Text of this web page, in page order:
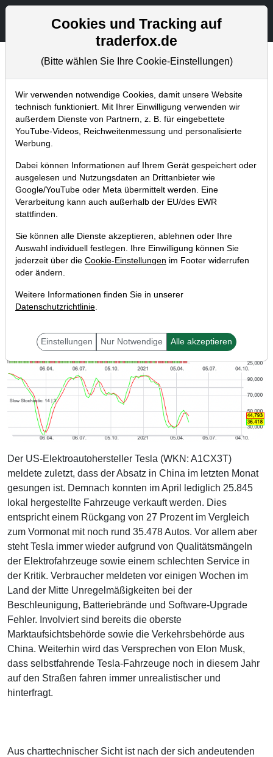
Aktien- und Artikelsuche
Chartanalysen
Home Blog Chartanalysen
Chartanalyse Tesla: Korrektur
voraus - Aktie mit entscheidendem
Verkaufssignal!
12.05.2021 um 06:54 Uhr | P. Uhlschmied
Der US-Elektroautohersteller Tesla (WKN: A1CX3T)
meldete zuletzt, dass der Absatz in China im letzten Monat
gesungen ist. Demnach konnten im April lediglich 25.845
lokal hergestellte Fahrzeuge verkauft werden. Dies
entspricht einem Rückgang von 27 Prozent im Vergleich
zum Vormonat mit noch rund 35.478 Autos. Vor allem aber
steht Tesla immer wieder aufgrund von Qualitätsmängeln
der Elektrofahrzeuge sowie einem schlechten Service in
der Kritik. Verbraucher meldeten vor einigen Wochen im
Land der Mitte Unregelmäßigkeiten bei der
Beschleunigung, Batteriebrände und Software-Upgrade
Fehler. Involviert sind bereits die oberste
Marktaufsichtsbehörde sowie die Verkehrsbehörde aus
China. Weiterhin wird das Versprechen von Elon Musk,
dass selbstfahrende Tesla-Fahrzeuge noch in diesem Jahr
auf den Straßen fahren immer unrealistischer und
hinterfragt.
Aus charttechnischer Sicht ist nach der sich andeutenden
Cookies und Tracking auf
traderfox.de
(Bitte wählen Sie Ihre Cookie-Einstellungen)
Wir verwenden notwendige Cookies, damit unsere Website
technisch funktioniert. Mit Ihrer Einwilligung verwenden wir
außerdem Dienste von Partnern, z. B. für eingebettete
YouTube-Videos, Reichweitenmessung und personalisierte
Werbung.
Dabei können Informationen auf Ihrem Gerät gespeichert oder
ausgelesen und Nutzungsdaten an Drittanbieter wie
Google/YouTube oder Meta übermittelt werden. Eine
Verarbeitung kann auch außerhalb der EU/des EWR
stattfinden.
Sie können alle Dienste akzeptieren, ablehnen oder Ihre
Auswahl individuell festlegen. Ihre Einwilligung können Sie
jederzeit über die Cookie-Einstellungen im Footer widerrufen
oder ändern.
Weitere Informationen finden Sie in unserer
Datenschutzrichtlinie.
Einstellungen Nur Notwendige Alle akzeptieren